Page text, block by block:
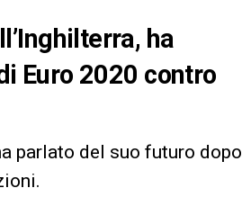
ha
Euro 2020 contro
parlato del suo futuro dopo